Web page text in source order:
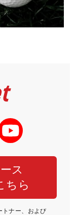
ス
ちら
トナー、および